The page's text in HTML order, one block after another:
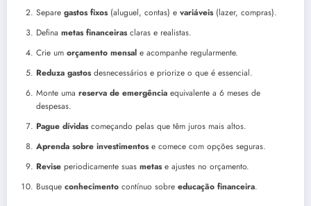
Separe gastos fixos(aluguel, contas) e variáveis(lazer, compras).
Defina metas financeirasclaras e realistas.
Crie um orçamento mensal e acompanhe regularmente.
Reduza gastosdesnecessários e priorize o que é essencial.
Monte uma reserva de emergência equivalente a 6 meses de
despesas.
Pague dívidascomeçando pelas que têm juros mais altos.
Aprenda sobre investimentose comece com opções seguras.
Revise periodicamente suas metase ajustes no orçamento.
Busque conhecimento contínuo sobre educação financeira.